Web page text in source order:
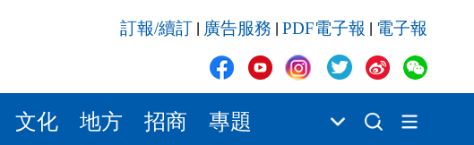
訂報/續訂 廣告服務 PDF電子報 電子報
文化 地方 招商 專題
13:20
13:03